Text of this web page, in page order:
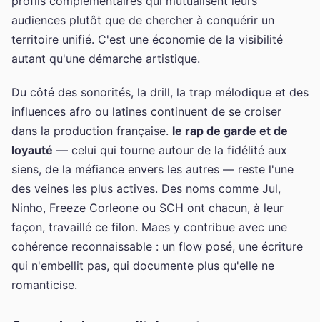
audiences plutôt que de chercher à conquérir un
territoire unifié. C'est une économie de la visibilité
autant qu'une démarche artistique.
Du côté des sonorités, la drill, la trap mélodique et des
influences afro ou latines continuent de se croiser
dans la production française. le rap de garde et de
loyauté — celui qui tourne autour de la fidélité aux
siens, de la méfiance envers les autres — reste l'une
des veines les plus actives. Des noms comme Jul,
Ninho, Freeze Corleone ou SCH ont chacun, à leur
façon, travaillé ce filon. Maes y contribue avec une
cohérence reconnaissable : un flow posé, une écriture
qui n'embellit pas, qui documente plus qu'elle ne
romanticise.